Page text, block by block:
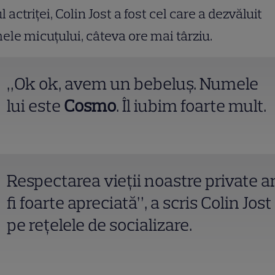
actriței, Colin Jost a fost cel care a dezvăluit
micuțului, câteva ore mai târziu.
„Ok ok, avem un bebeluș. Numele
lui este Cosmo. Îl iubim foarte mult.
Respectarea vieții noastre private
fi foarte apreciată”, a scris Colin Jost
pe rețelele de socializare.